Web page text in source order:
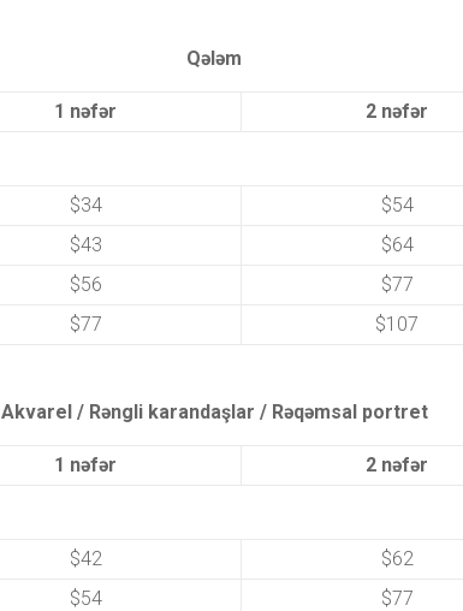
Qələm
1 nəfər 2 nəfər
$34 $54
$43 $64
$56 $77
$77 $107
Akvarel / Rəngli karandaşlar / Rəqəmsal portret
1 nəfər 2 nəfər
$42 $62
$54 $77